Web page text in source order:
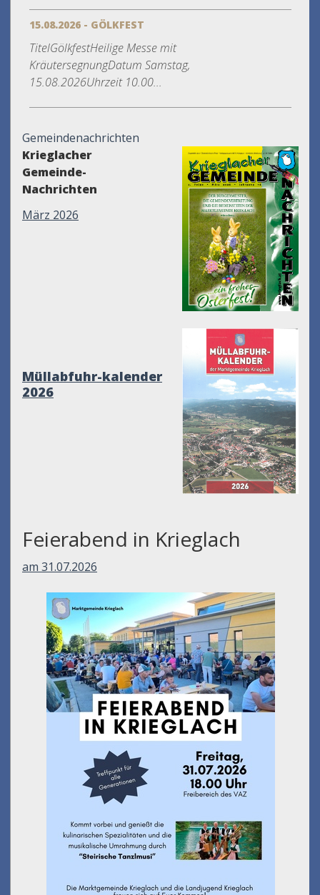
15.08.2026 - GÖLKFEST
TitelGölkfestHeilige Messe mit
KräutersegnungDatum Samstag,
15.08.2026Uhrzeit 10.00...
Gemeindenachrichten
Krieglacher
Gemeinde-
Nachrichten
März 2026
Müllabfuhr-kalender
2026
Feierabend in Krieglach
am 31.07.2026